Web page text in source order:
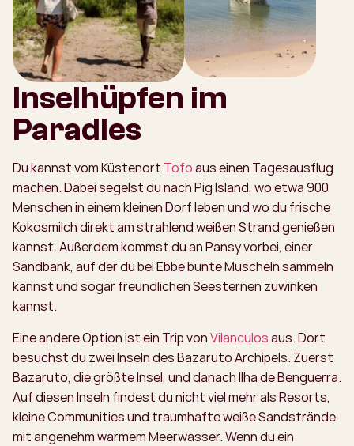
Inselhüpfen im
Paradies
Du kannst vom Küstenort Tofoaus einen Tagesausflug
machen. Dabei segelst du nach Pig Island, wo etwa 900
Menschen in einem kleinen Dorf leben und wo du frische
Kokosmilch direkt am strahlend weißen Strand genießen
kannst. Außerdem kommst du an Pansy vorbei, einer
Sandbank, auf der du bei Ebbe bunte Muscheln sammeln
kannst und sogar freundlichen Seesternen zuwinken
kannst.
Eine andere Option ist ein Trip vonVilanculosaus. Dort
besuchst du zwei Inseln des Bazaruto Archipels. Zuerst
Bazaruto, die größte Insel, und danach Ilha de Benguerra.
Auf diesen Inseln findest du nicht viel mehr als Resorts,
kleine Communities und traumhafte weiße Sandstrände
mit angenehm warmem Meerwasser. Wenn du ein